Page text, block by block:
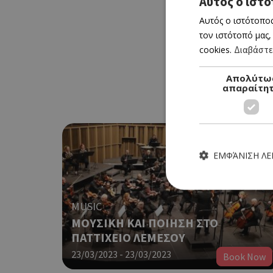
MUSIC
ΜΟΥΣΙΚΗ ΚΑΙ ΠΟΙΗΣΗ ΣΤΟ
ΠΑΤΤΙΧΕΙΟ ΛΕΜΕΣΟΥ
23/03/2023 - 23/03/2023 Book Now
Αυτός ο
τον ιστότοπό
cookies.
ΕΜΦΆΝΙΣΗ
Τα απολύτως
ιστότοπος δεν μπορεί